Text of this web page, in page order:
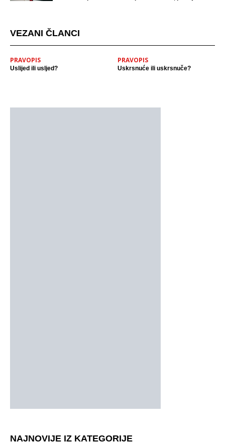
VEZANI ČLANCI
PRAVOPIS
Uslijed ili usljed?
PRAVOPIS
Uskrsnuće ili uskrsnuče?
NAJNOVIJE IZ KATEGORIJE